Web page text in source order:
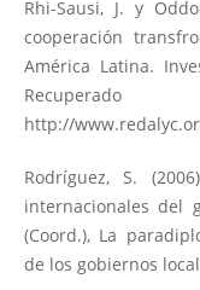
Rhi-Sausi, J. y
cooperación
América Latina.
http://
Rodríguez, S.
internacionales del
(Coord.), La
de los gobiernos